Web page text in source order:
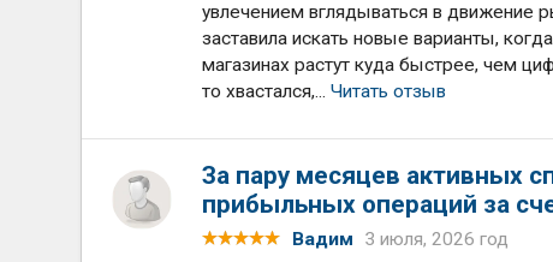
увлечением вглядываться в движение
заставила искать новые варианты,
магазинах растут куда быстрее, чем
то хвастался,...Читать отзыв
За пару месяцев активных
прибыльных операций за
Вадим
3 июля, 2026 год